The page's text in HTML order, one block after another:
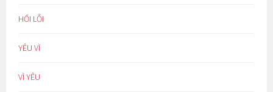
HỐI LỖI
YÊU VÌ
VÌ YÊU